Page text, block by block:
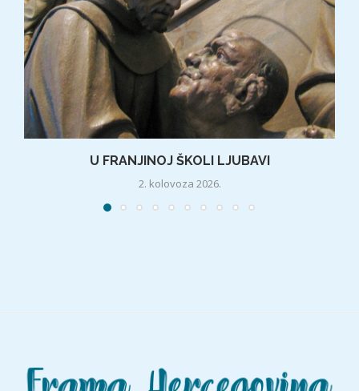
U FRANJINOJ ŠKOLI LJUBAVI
2. kolovoza 2026.